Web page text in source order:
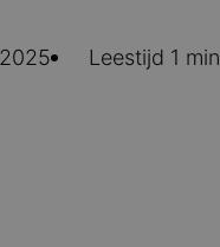
Leestijd 1 min